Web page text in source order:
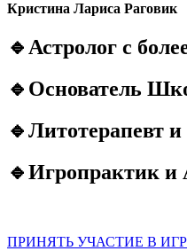
Кристина Лариса Раговик
🔹Астролог с
🔹Основатель
🔹Литотерапевт
🔹Игропрактик и
ПРИНЯТЬ УЧАСТИЕ В